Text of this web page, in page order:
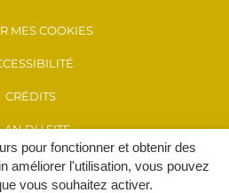
pour fonctionner et obtenir des
améliorer l'utilisation, vous pouvez
vous souhaitez activer.
MES COOKIES
CRÉDITS
DU SITE
LÉGALES